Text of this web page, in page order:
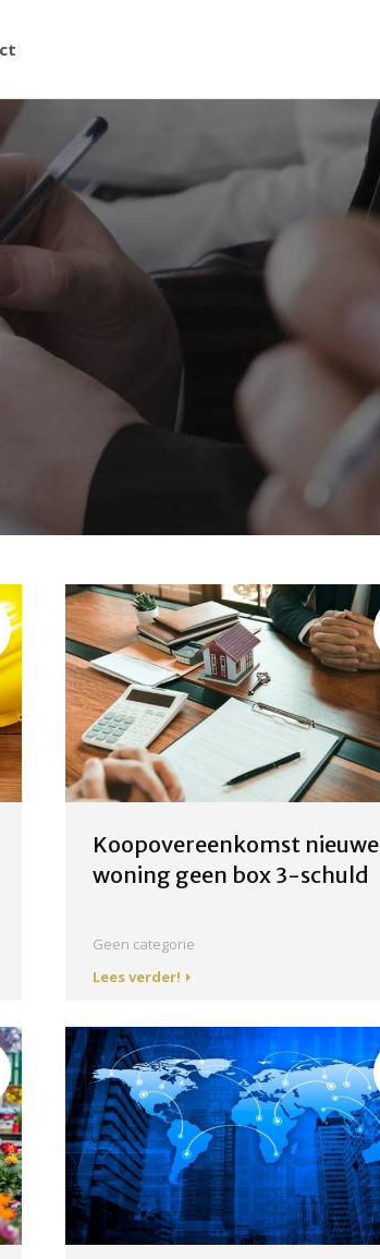
Koopovereenkomst nieuwe
woning geen box 3-schuld
Geen categorie
Lees verder!